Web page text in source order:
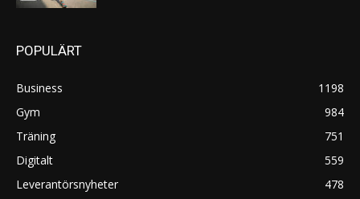
POPULÄRT
Business
1198
Gym
984
Träning
751
Digitalt
559
Leverantörsnyheter
478